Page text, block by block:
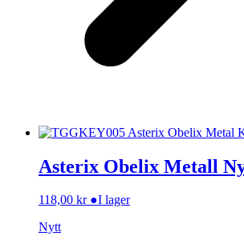
Asterix Obelix Metall
118,00 kr ●I lager
Nytt